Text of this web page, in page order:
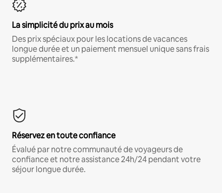
La simplicité du prix au mois
Des prix spéciaux pour les locations de vacances
longue durée et un paiement mensuel unique sans frais
supplémentaires.*
Réservez en toute confiance
Évalué par notre communauté de voyageurs de
confiance et notre assistance 24h/24 pendant votre
séjour longue durée.